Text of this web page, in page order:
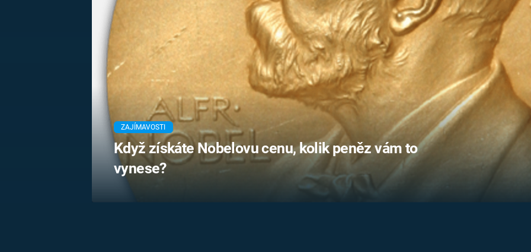
MARIE TEREZIE
NAPOLEON
BONAPARTE
BRITSKÁ
RODINA
UFO A
MIMOZEMŠŤANÉ
UTAJENÉ PŘÍBĚHY
ČESKÝCH DĚJIN
ALTERNATIVNÍ
HISTORIE
FILMY
REALITA
HORORY
REALITA
OPTICKÉ
KLAMY
ZAJÍMAVOSTI
Když získáte Nobelovu cenu, kolik peněz vám to
vynese?